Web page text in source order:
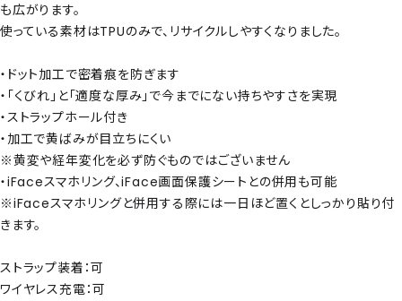
も広がります。
使っている素材はTPUのみで、リサイクルしやすくなりました。
・ドット加工で密着痕を防ぎます
・「くびれ」と「適度な厚み」で今までにない持ちやすさを実現
・ストラップホール付き
・加工で黄ばみが目立ちにくい
※黄変や経年変化を必ず防ぐものではございません
・iFaceスマホリング、iFace画面保護シートとの併用も可能
※iFaceスマホリングと併用する際には一日ほど置くとしっかり貼り付
きます。
ストラップ装着：可
ワイヤレス充電：可